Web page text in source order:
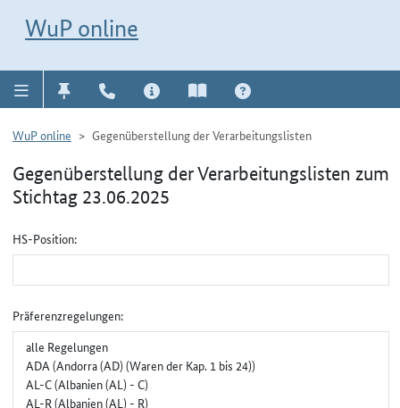
WuP online
WuP online Gegenüberstellung der Verarbeitungslisten
Gegenüberstellung der Verarbeitungslisten zum
Stichtag 23.06.2025
Gruppenauswahl für Gegenüberstellung
HS-Position:
Präferenzregelungen: